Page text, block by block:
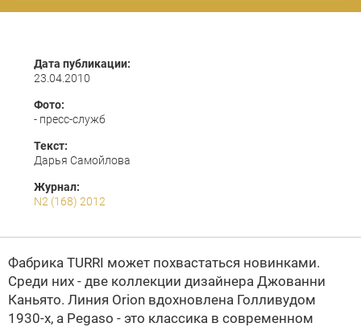
Дата публикации:
23.04.2010
Фото:
- пресс-служб
Текст:
Дарья Самойлова
Журнал:
N2 (168) 2012
Фабрика TURRI может похвастаться новинками.
Среди них - две коллекции дизайнера Джованни
Каньято. Линия Orion вдохновлена Голливудом
1930-х, а Pegaso - это классика в современном